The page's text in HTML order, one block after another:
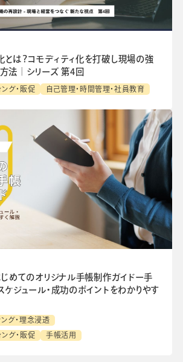
は？コモディティ化を打破し現場の強
法│シリーズ 第4回
グ・販促 自己管理・時間管理・社員教育
じめてのオリジナル手帳制作ガイドー手
ケジュール・成功のポイントをわかりやす
グ・理念浸透
グ・販促 手帳活用